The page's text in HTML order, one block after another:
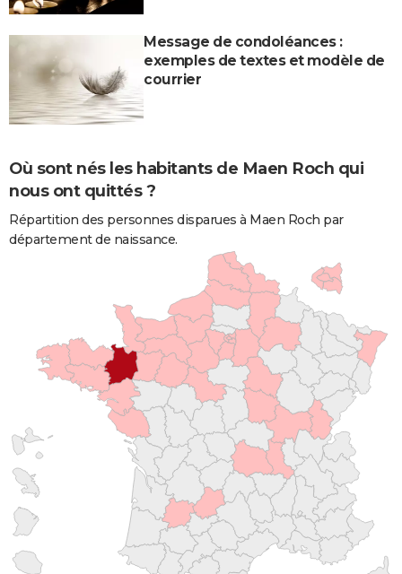
Message de condoléances :
exemples de textes et modèle de
courrier
Où sont nés les habitants de Maen Roch qui
nous ont quittés ?
Répartition des personnes disparues à Maen Roch par
département de naissance.